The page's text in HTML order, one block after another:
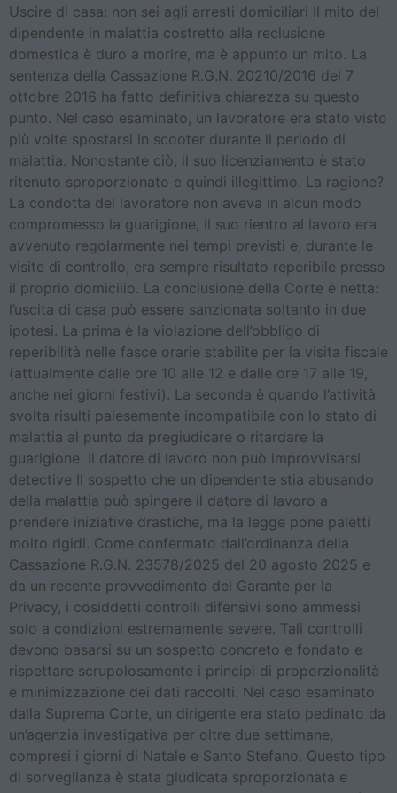
Uscire di casa: non sei agli arresti domiciliari Il mito del
dipendente in malattia costretto alla reclusione
domestica è duro a morire, ma è appunto un mito. La
sentenza della Cassazione R.G.N. 20210/2016 del 7
ottobre 2016 ha fatto definitiva chiarezza su questo
punto. Nel caso esaminato, un lavoratore era stato visto
più volte spostarsi in scooter durante il periodo di
malattia. Nonostante ciò, il suo licenziamento è stato
ritenuto sproporzionato e quindi illegittimo. La ragione?
La condotta del lavoratore non aveva in alcun modo
compromesso la guarigione, il suo rientro al lavoro era
avvenuto regolarmente nei tempi previsti e, durante le
visite di controllo, era sempre risultato reperibile presso
il proprio domicilio. La conclusione della Corte è netta:
l’uscita di casa può essere sanzionata soltanto in due
ipotesi. La prima è la violazione dell’obbligo di
reperibilità nelle fasce orarie stabilite per la visita fiscale
(attualmente dalle ore 10 alle 12 e dalle ore 17 alle 19,
anche nei giorni festivi). La seconda è quando l’attività
svolta risulti palesemente incompatibile con lo stato di
malattia al punto da pregiudicare o ritardare la
guarigione. Il datore di lavoro non può improvvisarsi
detective Il sospetto che un dipendente stia abusando
della malattia può spingere il datore di lavoro a
prendere iniziative drastiche, ma la legge pone paletti
molto rigidi. Come confermato dall’ordinanza della
Cassazione R.G.N. 23578/2025 del 20 agosto 2025 e
da un recente provvedimento del Garante per la
Privacy, i cosiddetti controlli difensivi sono ammessi
solo a condizioni estremamente severe. Tali controlli
devono basarsi su un sospetto concreto e fondato e
rispettare scrupolosamente i principi di proporzionalità
e minimizzazione dei dati raccolti. Nel caso esaminato
dalla Suprema Corte, un dirigente era stato pedinato da
un’agenzia investigativa per oltre due settimane,
compresi i giorni di Natale e Santo Stefano. Questo tipo
di sorveglianza è stata giudicata sproporzionata e